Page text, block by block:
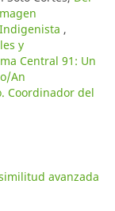
,
y
Central 91: Un
An
Coordinador del
avanzada